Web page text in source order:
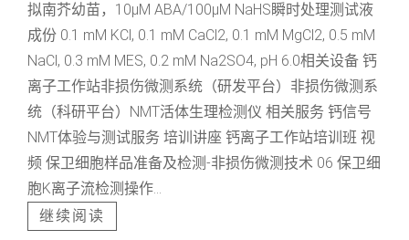
拟南芥幼苗，10μM ABA/100μM NaHS瞬时处理测试液
成份 0.1 mM KCl, 0.1 mM CaCl2, 0.1 mM MgCl2, 0.5 mM
NaCl, 0.3 mM MES, 0.2 mM Na2SO4, pH 6.0相关设备 钙
离子工作站非损伤微测系统（研发平台）非损伤微测系
统（科研平台）NMT活体生理检测仪 相关服务 钙信号
NMT体验与测试服务 培训讲座 钙离子工作站培训班 视
频 保卫细胞样品准备及检测-非损伤微测技术 06 保卫细
胞K离子流检测操作...
继续阅读